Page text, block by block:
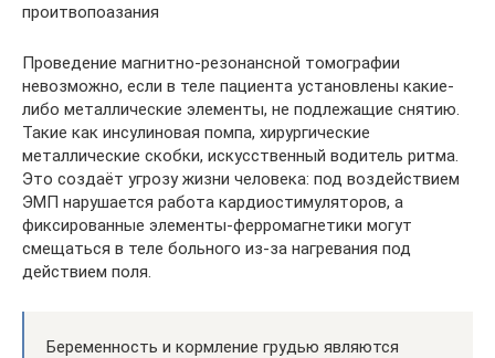
проитвопоазания
Проведение магнитно-резонансной томографии
невозможно, если в теле пациента установлены какие-
либо металлические элементы, не подлежащие снятию.
Такие как инсулиновая помпа, хирургические
металлические скобки, искусственный водитель ритма.
Это создаёт угрозу жизни человека: под воздействием
ЭМП нарушается работа кардиостимуляторов, а
фиксированные элементы-ферромагнетики могут
смещаться в теле больного из-за нагревания под
действием поля.
Беременность и кормление грудью являются